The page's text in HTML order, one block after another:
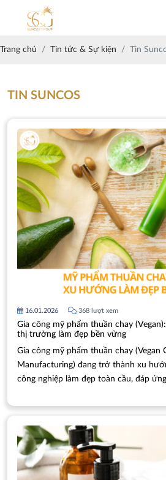
Trang chủ Tin tức & Sự kiện Tin
TIN SUNCOS
16.01.2026 368 lượt xem
Gia công mỹ phẩm thuần chay
thị trường làm đẹp bền vững
Gia công mỹ phẩm thuần chay (Vegan
Manufacturing) đang trở thành xu
công nghiệp làm đẹp toàn cầu, đáp
khỏe. Bài viết này sẽ cung cấp cái
thuần chay.